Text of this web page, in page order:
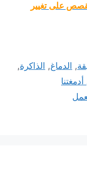
على تغيير
, الدماغ, الذاكرة,